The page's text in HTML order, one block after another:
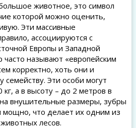
животное, это символ
которой можно оценить,
Эти массивные
ассоциируются с
Европы и Западной
часто называют «европейским
корректно, хоть они и
Эти особи могут
кг, а в высоту – до 2 метров в
внушительные размеры, зубры
мощно, что делает их одним из
лесов.